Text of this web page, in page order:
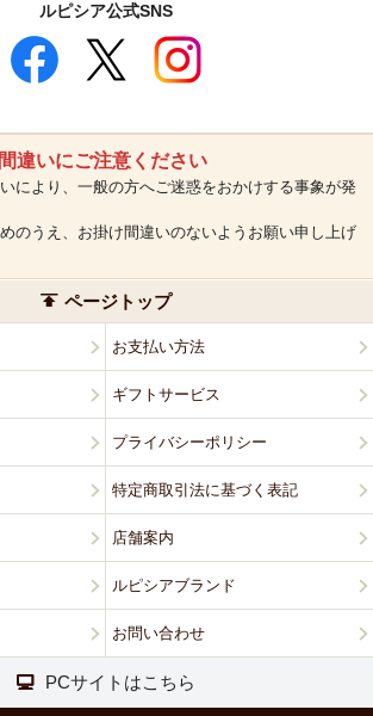
ルピシア公式SNS
違いにご注意ください
により、一般の方へご迷惑をおかけする事象が発
のうえ、お掛け間違いのないようお願い申し上げ
ページトップ
お支払い方法
ギフトサービス
プライバシーポリシー
特定商取引法に基づく表記
店舗案内
ルピシアブランド
お問い合わせ
PCサイトはこちら